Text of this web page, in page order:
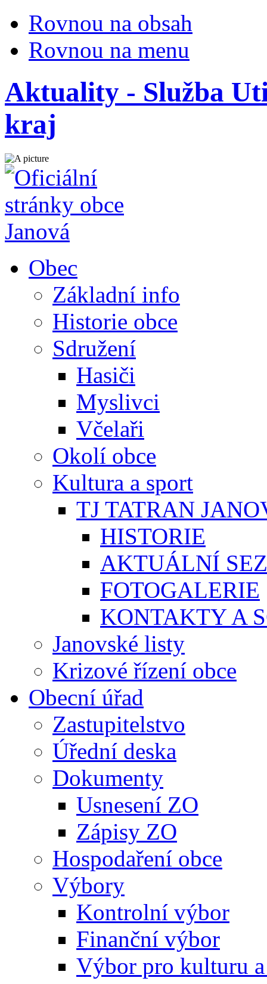
Rovnou na obsah
Rovnou na menu
Aktuality - Služba
kraj
Obec
Základní info
Historie obce
Sdružení
Hasiči
Myslivci
Včelaři
Okolí obce
Kultura a sport
TJ TATRAN
HISTORIE
AKTUÁLNÍ
FOTOGALERIE
KONTAKTY A
Janovské listy
Krizové řízení obce
Obecní úřad
Zastupitelstvo
Úřední deska
Dokumenty
Usnesení ZO
Zápisy ZO
Hospodaření obce
Výbory
Kontrolní výbor
Finanční výbor
Výbor pro kulturu